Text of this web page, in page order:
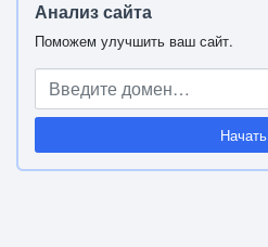
Анализ сайта
Поможем улучшить ваш сайт.
Начать